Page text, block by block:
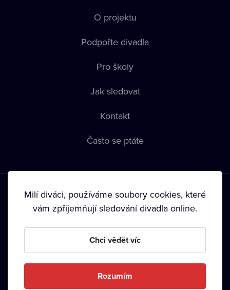
O projektu
Podpořte divadla
Pro školy
Jak sledovat
Kontakt
Často se ptáte
Podmínky používání • Ochrana soukromí • Zásady používání
• Autorská práva•
Milí diváci, používáme soubory cookies, které
vám zpříjemňují sledování divadla online.
Chci vědět víc
Rozumím